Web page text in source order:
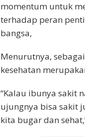
momentum untuk
terhadap peran
bangsa,
Menurutnya,
kesehatan
“Kalau ibunya sakit
ujungnya bisa sakit
kita bugar dan